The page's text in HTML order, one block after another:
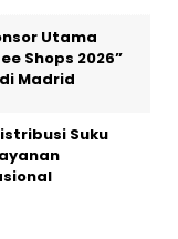
Utama
Shops 2026”
Madrid
Suku